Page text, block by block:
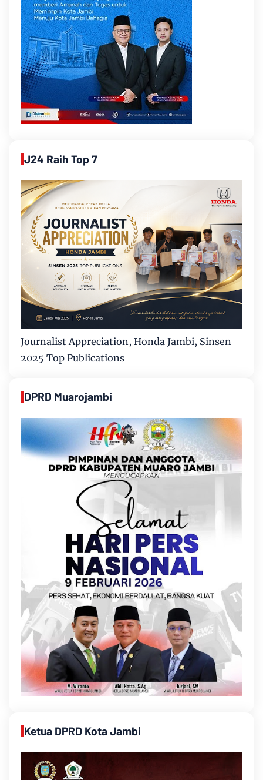
J24 Raih Top 7
Journalist Appreciation, Honda Jambi, Sinsen
2025 Top Publications
DPRD Muarojambi
Ketua DPRD Kota Jambi